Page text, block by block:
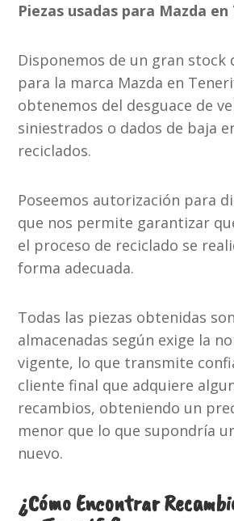
Piezas usadas para Mazda
Disponemos de un gran stock
para la marca Mazda en
obtenemos del desguace de
siniestrados o dados de baja
reciclados.
Poseemos autorización para
que nos permite garantizar
el proceso de reciclado se
forma adecuada.
Todas las piezas obtenidas
almacenadas según exige la
vigente, lo que transmite
cliente final que adquiere
recambios, obteniendo un
menor que lo que supondría
nuevo.
¿Cómo Encontrar